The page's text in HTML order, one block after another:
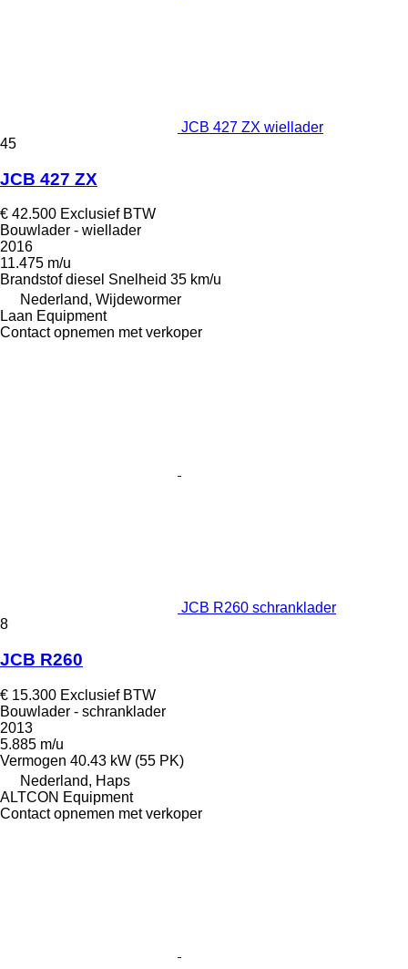
JCB 427 ZX wiellader
45
JCB 427 ZX
€ 42.500 Exclusief BTW
Bouwlader - wiellader
2016
11.475 m/u
Brandstof diesel Snelheid 35 km/u
Nederland, Wijdewormer
Laan Equipment
Contact opnemen met verkoper
JCB R260 schranklader
8
JCB R260
€ 15.300 Exclusief BTW
Bouwlader - schranklader
2013
5.885 m/u
Vermogen 40.43 kW (55 PK)
Nederland, Haps
ALTCON Equipment
Contact opnemen met verkoper